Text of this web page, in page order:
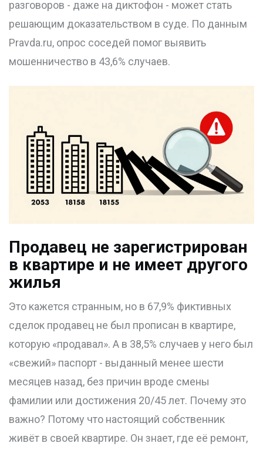
разговоров - даже на диктофон - может стать
решающим доказательством в суде. По данным
Pravda.ru, опрос соседей помог выявить
мошенничество в 43,6% случаев.
Продавец не зарегистрирован
в квартире и не имеет другого
жилья
Это кажется странным, но в 67,9% фиктивных
сделок продавец не был прописан в квартире,
которую «продавал». А в 38,5% случаев у него был
«свежий» паспорт - выданный менее шести
месяцев назад, без причин вроде смены
фамилии или достижения 20/45 лет. Почему это
важно? Потому что настоящий собственник
живёт в своей квартире. Он знает, где её ремонт,